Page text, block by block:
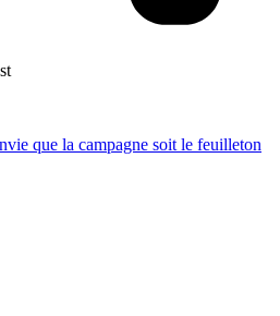
que la campagne soit le feuilleton